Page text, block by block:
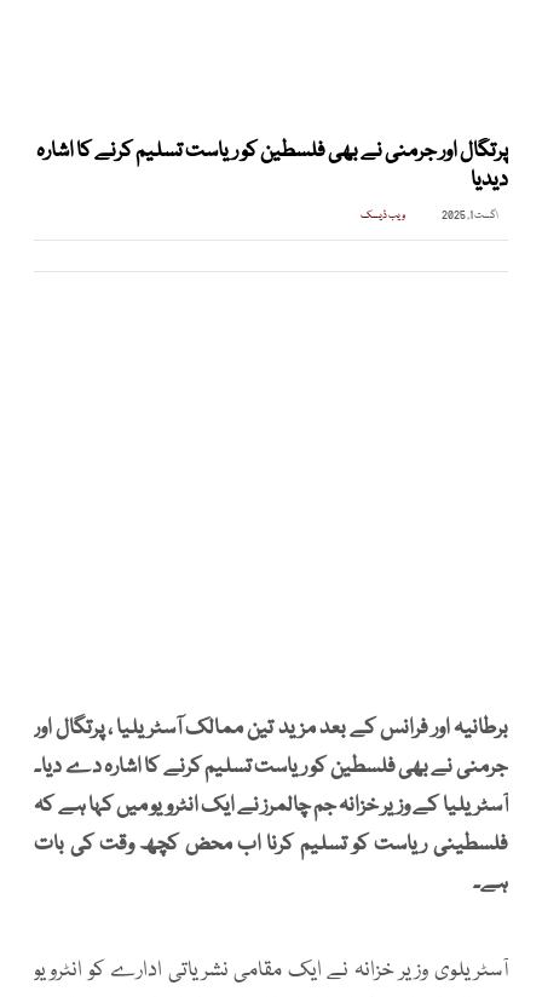
پرتگال اور جرمنی نے بھی فلسطین کو ریاست تسلیم کرنے کا اشارہ
دیدیا
اگست 1, 2025 ویب ڈیسک
برطانیہ اور فرانس کے بعد مزید تین ممالک آسٹریلیا ، پرتگال اور
جرمنی نے بھی فلسطین کو ریاست تسلیم کرنے کا اشارہ دے دیا۔
آسٹریلیا کے وزیر خزانہ جم چالمرز نے ایک انٹرویو میں کہا ہے کہ
فلسطینی ریاست کو تسلیم کرنا اب محض کچھ وقت کی بات
ہے۔
آسٹریلوی وزیر خزانہ نے ایک مقامی نشریاتی ادارے کو انٹرویو